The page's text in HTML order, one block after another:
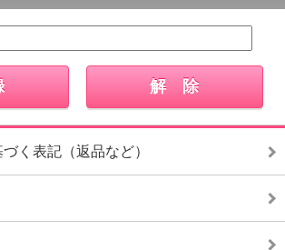
く表記（返品など）